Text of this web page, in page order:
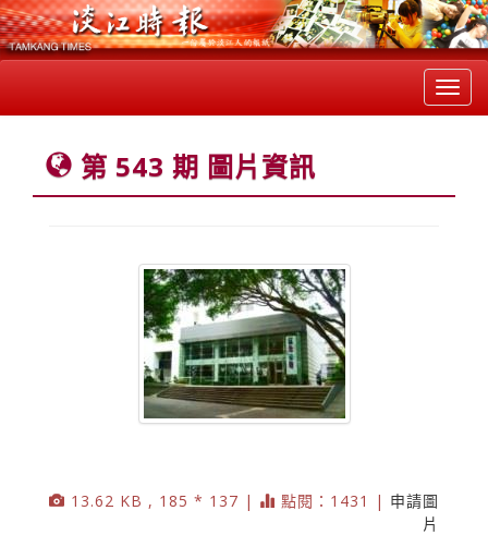
第 543 期 圖片資訊
13.62 KB , 185 * 137 | 點閱：1431 | 申請圖
片